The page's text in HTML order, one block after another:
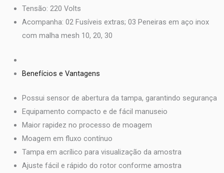
Tensão: 220 Volts
Acompanha: 02 Fusíveis extras; 03 Peneiras em aço inox
com malha mesh 10, 20, 30
Benefícios e Vantagens
Possui sensor de abertura da tampa, garantindo segurança
Equipamento compacto e de fácil manuseio
Maior rapidez no processo de moagem
Moagem em fluxo contínuo
Tampa em acrílico para visualização da amostra
Ajuste fácil e rápido do rotor conforme amostra